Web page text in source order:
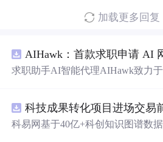
加载更多回复
AIHawk：首款求职申请 AI
求职助手AI智能代理AIHawk致力
科易网基于40亿+科创知识图谱数